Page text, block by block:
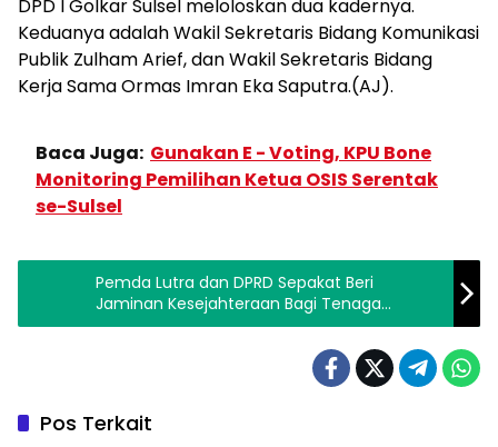
DPD I Golkar Sulsel meloloskan dua kadernya.
Keduanya adalah Wakil Sekretaris Bidang Komunikasi
Publik Zulham Arief, dan Wakil Sekretaris Bidang
Kerja Sama Ormas Imran Eka Saputra.(AJ).
Baca Juga: Gunakan E - Voting, KPU Bone
Monitoring Pemilihan Ketua OSIS Serentak
se-Sulsel
Pemda Lutra dan DPRD Sepakat Beri
Jaminan Kesejahteraan Bagi Tenaga
Perawat
Pos Terkait